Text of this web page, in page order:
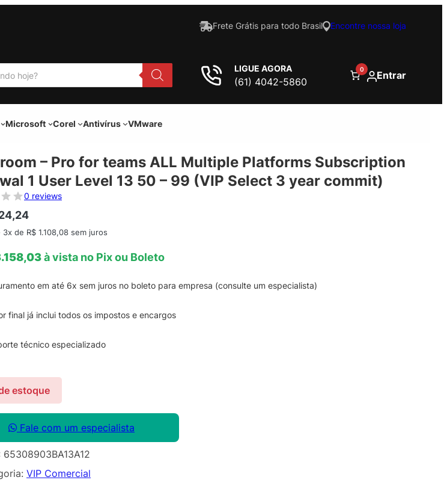
Frete Grátis para todo Brasil Encontre nossa loja
LIGUE AGORA
(61) 4042-5860
0 Entrar
Microsoft Corel Antivírus VMware
– Pro for teams ALL Multiple Platforms Subscription
1 User Level 13 50 – 99 (VIP Select 3 year commit)
0 reviews
3x de R$ 1.108,08 sem juros
à vista no Pix ou Boleto
em até 6x sem juros no boleto para empresa (consulte um especialista)
final já inclui todos os impostos e encargos
técnico especializado
estoque
Fale com um especialista
65308903BA13A12
VIP Comercial